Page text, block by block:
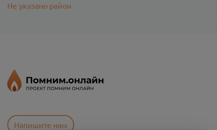
Не указано район
Напишите нам